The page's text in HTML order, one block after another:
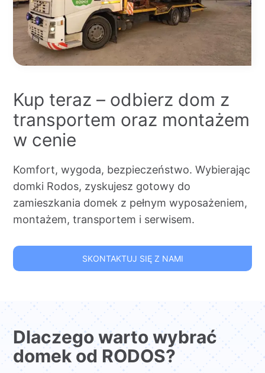
Kup teraz – odbierz dom z
transportem oraz montażem
w cenie
Komfort, wygoda, bezpieczeństwo. Wybierając
domki Rodos, zyskujesz gotowy do
zamieszkania domek z pełnym wyposażeniem,
montażem, transportem i serwisem.
SKONTAKTUJ SIĘ Z NAMI
Dlaczego warto wybrać
domek od RODOS?